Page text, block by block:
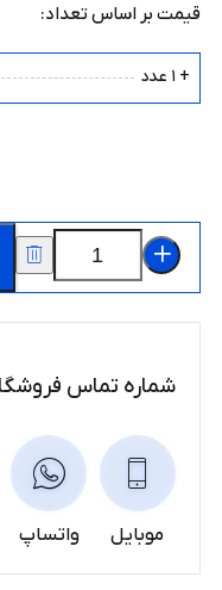
قیمت بر اساس تعداد:
+ 1 عدد
شماره تماس
موبایل واتساپ